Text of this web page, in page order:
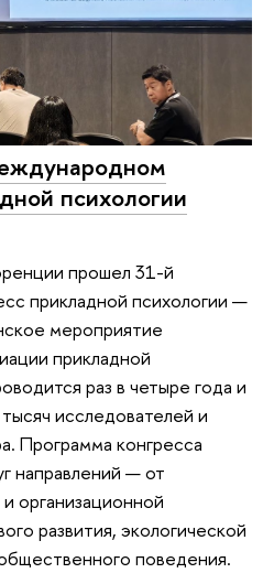
психологии
прошел 31-й
прикладной психологии —
мероприятие
прикладной
раз в четыре года и
исследователей и
Программа конгресса
направлений — от
организационной
развития, экологической
поведения.